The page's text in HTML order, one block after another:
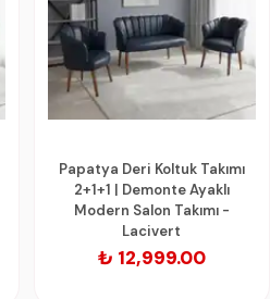
Papatya Deri Koltuk Takımı
2+1+1 | Demonte Ayaklı
Modern Salon Takımı -
Lacivert
₺ 12,999.00